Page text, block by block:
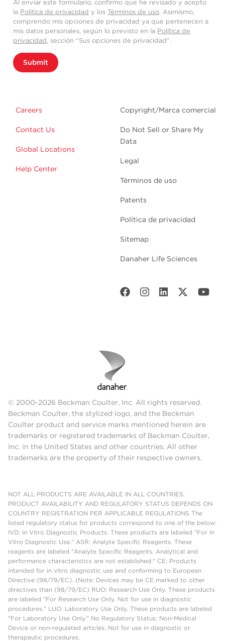
Al enviar este formulario, confirmo que he revisado y acepto
la Política de privacidad y los Términos de uso. Asimismo,
comprendo mis opciones de privacidad ya que pertenecen a
mis datos personales, según lo previsto en la Política de
privacidad, sección “Sus opciones de privacidad”.
Submit
Careers
Contact Us
Global Locations
Help Center
Copyright/Marca comercial
Do Not Sell or Share My
Data
Legal
Términos de uso
Patents
Política de privacidad
Sitemap
Danaher Life Sciences
© 2000-2026 Beckman Coulter, Inc. All rights reserved.
Beckman Coulter, the stylized logo, and the Beckman
Coulter product and service marks mentioned herein are
trademarks or registered trademarks of Beckman Coulter,
Inc. in the United States and other countries. All other
trademarks are the property of their respective owners.
NOT ALL PRODUCTS ARE AVAILABLE IN ALL COUNTRIES.
PRODUCT AVAILABILITY AND REGULATORY STATUS DEPENDS ON
COUNTRY REGISTRATION PER APPLICABLE REGULATIONS The
listed regulatory status for products correspond to one of the below:
IVD: In Vitro Diagnostic Products. These products are labeled "For In
Vitro Diagnostic Use." ASR: Analyte Specific Reagents. These
reagents are labeled "Analyte Specific Reagents. Analytical and
performance characteristics are not established." CE: Products
intended for in vitro diagnostic use and conforming to European
Directive (98/79/EC). (Note: Devices may be CE marked to other
directives than (98/79/EC) RUO: Research Use Only. These products
are labeled "For Research Use Only. Not for use in diagnostic
procedures." LUO: Laboratory Use Only. These products are labeled
"For Laboratory Use Only." No Regulatory Status: Non-Medical
Device or non-regulated articles. Not for use in diagnostic or
therapeutic procedures.